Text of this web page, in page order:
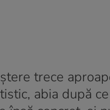
trece
abia după